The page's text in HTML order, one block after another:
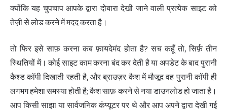
क्योंकि यह चुपचाप आपके द्वारा दोबारा देखी जाने वाली प्रत्येक साइट को
तेज़ी से लोड करने में मदद करता है।
तो फिर इसे साफ़ करना कब फ़ायदेमंद होता है? सच कहूँ तो, सिर्फ़ तीन
स्थितियों में। कोई साइट काम करना बंद कर देती है या अपडेट के बाद पुरानी
कैश्ड कॉपी दिखाती रहती है, और ब्राउज़र कैश में मौजूद वह पुरानी कॉपी ही
लगभग हमेशा समस्या होती है; कैश साफ़ करने से नया डाउनलोड हो जाता है।
आप किसी साझा या सार्वजनिक कंप्यूटर पर थे और आप अपने द्वारा देखी गई